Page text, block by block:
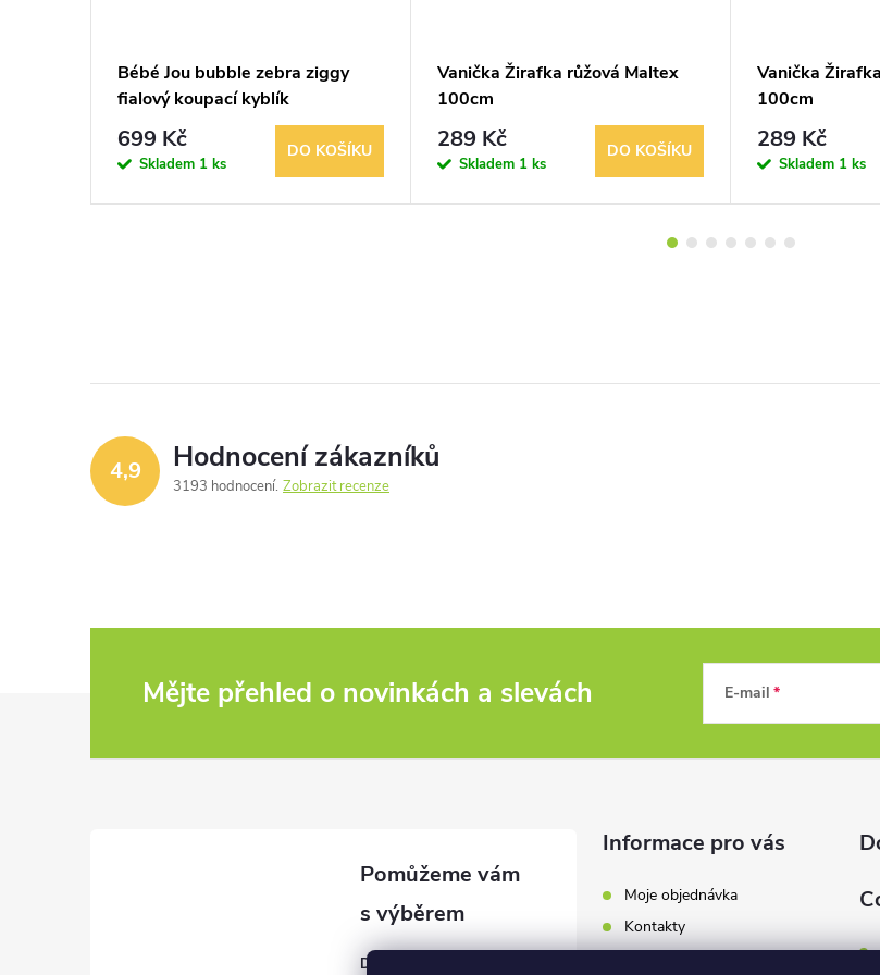
Bébé Jou bubble zebra ziggy
fialový koupací kyblík
699 Kč
Skladem 1 ks
DO KOŠÍKU
Vanička Žirafka růžová Maltex
100cm
289 Kč
Skladem 1 ks
DO KOŠÍKU
Vanička
100cm
289 Kč
Skladem 1 ks
4,9 Hodnocení zákazníků
3193 hodnocení Zobrazit recenze
Mějte přehled o novinkách a slevách E-mail
David Černý
Informace pro vás
Moje objednávka
Kontakty